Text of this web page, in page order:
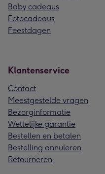
Baby cadeaus
Fotocadeaus
Feestdagen
Klantenservice
Contact
Meestgestelde vragen
Bezorginformatie
Wettelijke garantie
Bestellen en betalen
Bestelling annuleren
Retourneren